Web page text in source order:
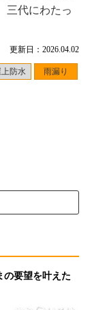
更新日：2026.04.02
上防水 雨漏り
三代にわたっ
の要望を叶えた